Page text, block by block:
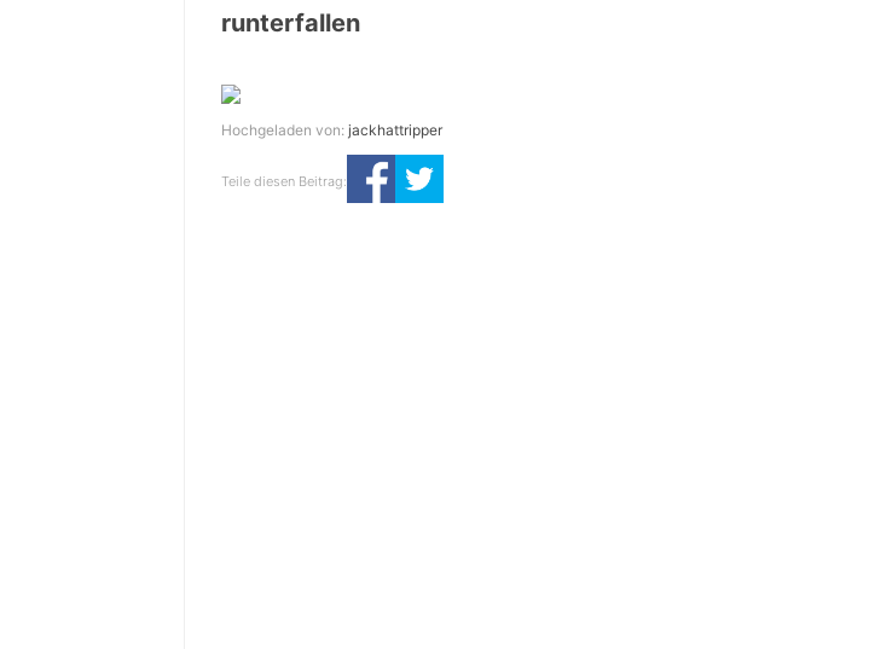
runterfallen
Hochgeladen von: jackhattripper
Teile diesen Beitrag: